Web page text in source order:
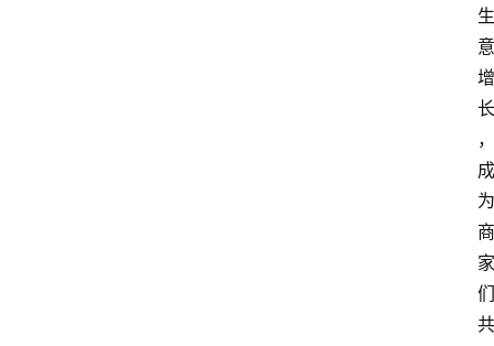
生
意
增
长
，
成
为
商
家
们
共